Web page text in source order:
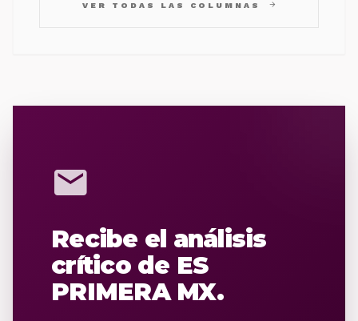
VER TODAS LAS COLUMNAS arrow_forward
mail
Recibe el análisis
crítico de ES
PRIMERA MX.